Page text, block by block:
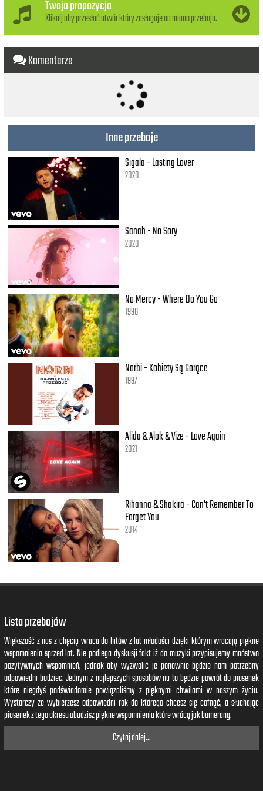
Twoja propozycja
Kliknij aby przesłać utwór który zasługuje na miano przeboju.
Komentarze
Inne przeboje
Sigala - Lasting Lover
2020
Sanah - No Sory
2020
No Mercy - Where Do You Go
1996
Norbi - Kobiety Są Gorące
1997
Alida & Alok & Vize - Love Again
2021
Rihanna & Shakira - Can't Remember To
Forget You
2014
Lista przebojów
Większość z nas z chęcią wraca do hitów z lat młodości dzięki którym wracają piękne
wspomnienia sprzed lat. Nie podlega dyskusji fakt iż do muzyki przypisujemy mnóstwo
pozytywnych wspomnień, jednak aby wyzwolić je ponownie będzie nam potrzebny
odpowiedni bodziec. Jednym z najlepszych sposobów na to będzie powrót do piosenek
które niegdyś podświadomie powiązaliśmy z pięknymi chwilami w naszym życiu.
Wystarczy że wybierzesz odpowiedni rok do którego chcesz się cofnąć, a słuchając
piosenek z tego okresu obudzisz piękne wspomnienia które wrócą jak bumerang.
Czytaj dalej...